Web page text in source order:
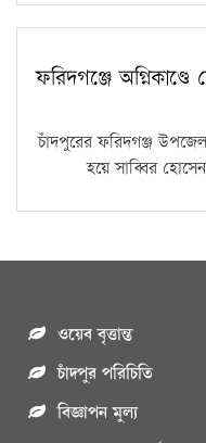
ফরিদগঞ্জে
চাঁদপুরের ফরিদগঞ্জ
হয়ে সাব্বির
ওয়েব বৃত্তান্ত
চাঁদপুর পরিচিতি
বিজ্ঞাপন মুল্য